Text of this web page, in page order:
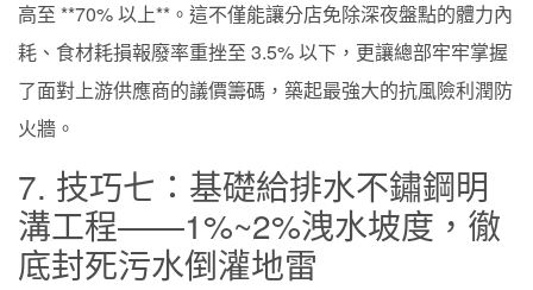
高至 **70% 以上**。這不僅能讓分店免除深夜盤點的體力內
耗、食材耗損報廢率重挫至 3.5% 以下，更讓總部牢牢掌握
了面對上游供應商的議價籌碼，築起最強大的抗風險利潤防
火牆。
7. 技巧七：基礎給排水不鏽鋼明
溝工程——1%~2%洩水坡度，徹
底封死污水倒灌地雷